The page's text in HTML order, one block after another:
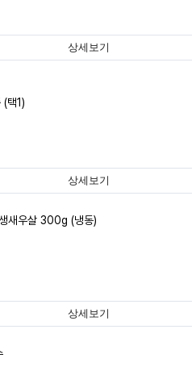
상세보기
택1)
상세보기
새우살 300g (냉동)
상세보기